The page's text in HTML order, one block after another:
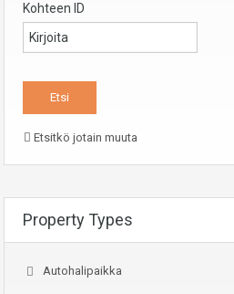
Kohteen ID
Etsitkö jotain muuta
Property Types
Autohalipaikka